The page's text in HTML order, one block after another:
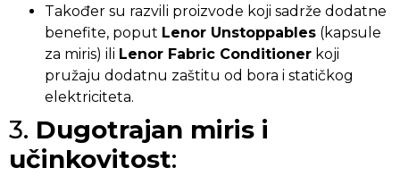
Također su razvili proizvode koji sadrže dodatne
benefite, poput Lenor Unstoppables (kapsule
za miris) ili Lenor Fabric Conditioner koji
pružaju dodatnu zaštitu od bora i statičkog
elektriciteta.
3. Dugotrajan miris i
učinkovitost: